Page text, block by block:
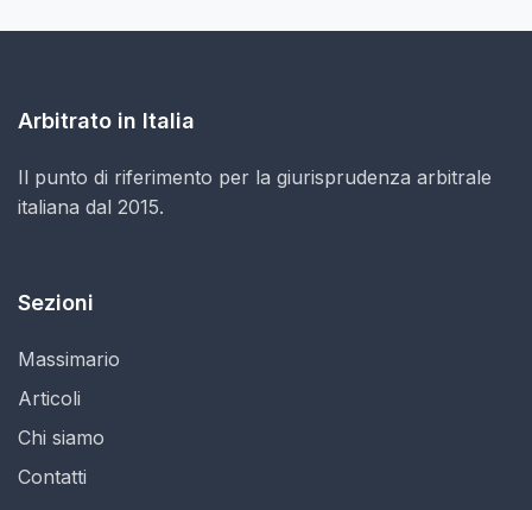
Arbitrato in Italia
Il punto di riferimento per la giurisprudenza arbitrale
italiana dal 2015.
Sezioni
Massimario
Articoli
Chi siamo
Contatti